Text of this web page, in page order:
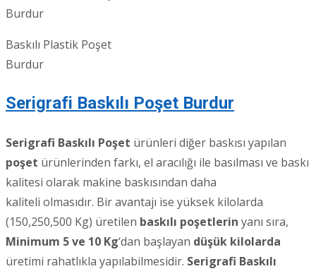
Baskılı Plastik Poşet
Burdur
Serigrafi Baskılı Poşet Burdur
Serigrafi Baskılı Poşet ürünleri diğer baskısı yapılan
poşet ürünlerinden farkı, el aracılığı ile basılması ve baskı
kalitesi olarak makine baskısından daha
kaliteli olmasıdır. Bir avantajı ise yüksek kilolarda
(150,250,500 Kg) üretilen baskılı poşetlerin yanı sıra,
Minimum 5 ve 10 Kg‘dan başlayan düşük kilolarda
üretimi rahatlıkla yapılabilmesidir. Serigrafi Baskılı